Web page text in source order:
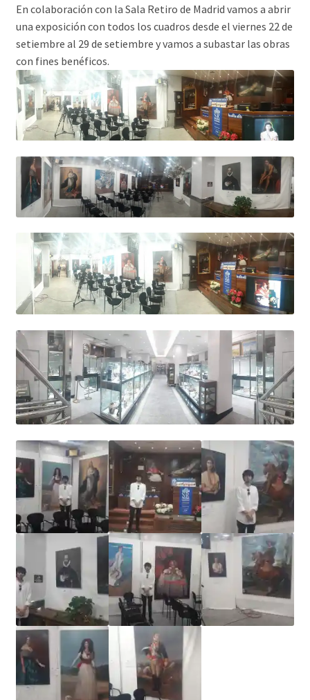
En colaboración con la Sala Retiro de Madrid vamos a abrir
una exposición con todos los cuadros desde el viernes 22 de
setiembre al 29 de setiembre y vamos a subastar las obras
con fines benéficos.